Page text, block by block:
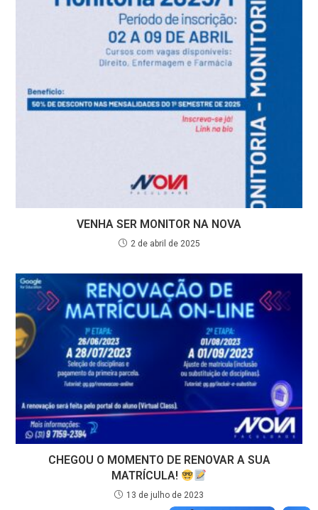
VENHA SER MONITOR NA NOVA
2 de abril de 2025
CHEGOU O MOMENTO DE RENOVAR A SUA
MATRÍCULA!
13 de julho de 2023